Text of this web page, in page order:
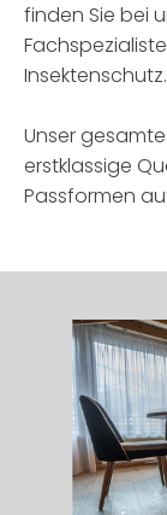
finden Sie bei
Insektenschutz.
Unser
erstklassige
Passformen